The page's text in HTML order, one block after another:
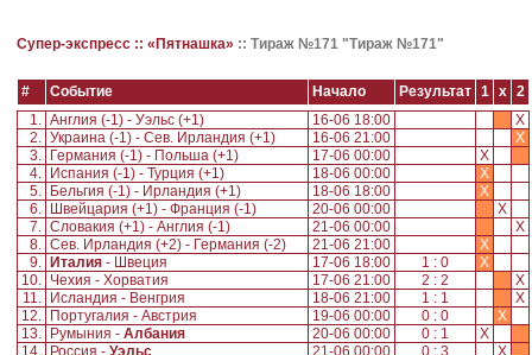
Супер-экспресс :: «Пятнашка» :: Тираж №171 "Тираж №171"
# Событие Начало Результат 1 x
2
1. Англия (-1) - Уэльс (+1) 16-06 18:00
X
2. Украина (-1) - Сев. Ирландия (+1) 16-06 21:00
X
3.
Германия (-1) - Польша (+1) 17-06 00:00
X
4.
Испания (-1) - Турция (+1) 18-06 00:00
X
5.
Бельгия (-1) - Ирландия (+1) 18-06 18:00
X
6.
Швейцария (+1) - Франция (-1) 20-06 00:00
X
7. Словакия (+1) - Англия (-1) 21-06 00:00
X
8. Сев. Ирландия (+2) - Германия (-2) 21-06 21:00
X
9.
Италия - Швеция 17-06 18:00 1 : 0
X
10. Чехия - Хорватия 17-06 21:00 2 : 2
X
11.
Исландия - Венгрия 18-06 21:00 1 : 1
X
12.
Португалия - Австрия 19-06 00:00 0 : 0
X
13.
Румыния - Албания 20-06 00:00 0 : 1
X
14.
Россия - Уэльс 21-06 00:00 0 : 3
X